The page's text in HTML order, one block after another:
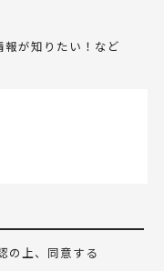
が知りたい！など
の上、同意する